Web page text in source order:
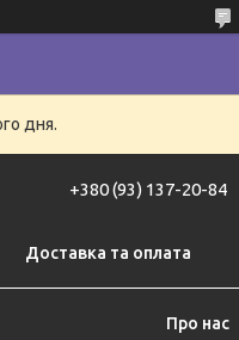
дня.
+380 (93) 137-20-84
Доставка та оплата
Про нас